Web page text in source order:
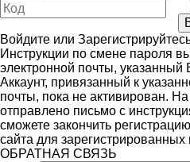
Войдите или
Инструкции по смене пароля
электронной почты, указанный
Аккаунт, привязанный к
почты, пока не активирован.
отправлено письмо с
сможете закончить
сайта для зарегистрированных
ОБРАТНАЯ СВЯЗЬ